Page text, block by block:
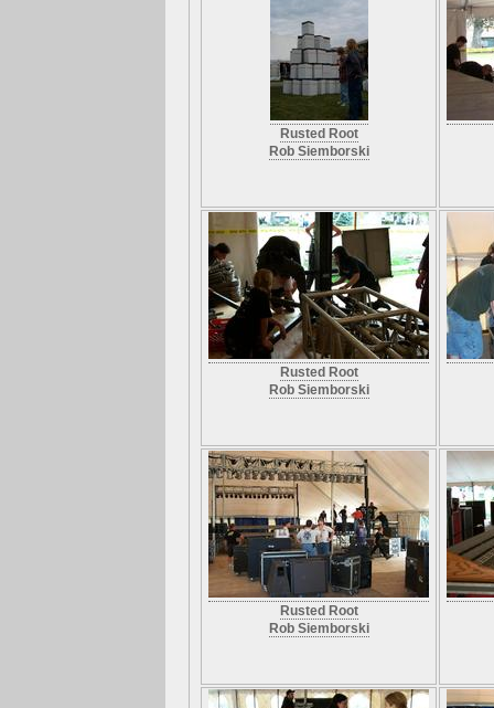
Rusted Root
Rob Siemborski
Rusted Root
Rob Siemborski
Rusted Root
Rob Siemborski